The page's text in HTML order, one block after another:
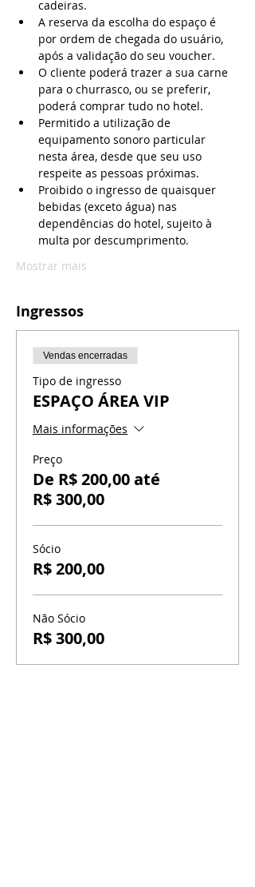
cadeiras.
A reserva da escolha do espaço é
por ordem de chegada do usuário,
após a validação do seu voucher.
O cliente poderá trazer a sua carne
para o churrasco, ou se preferir,
poderá comprar tudo no hotel.
Permitido a utilização de
equipamento sonoro particular
nesta área, desde que seu uso
respeite as pessoas próximas.
Proibido o ingresso de quaisquer
bebidas (exceto água) nas
dependências do hotel, sujeito à
multa por descumprimento.
Mostrar mais
Ingressos
Vendas encerradas
Tipo de ingresso
ESPAÇO ÁREA VIP
Mais informações
Preço
De R$ 200,00 até
R$ 300,00
Sócio
R$ 200,00
Não Sócio
R$ 300,00